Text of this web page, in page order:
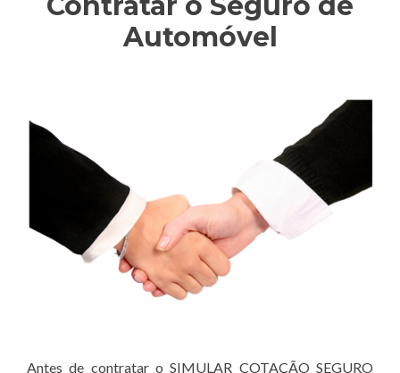
Automóvel
Antes de contratar o SIMULAR COTAÇÃO SEGURO